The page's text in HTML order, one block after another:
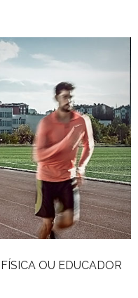
OU EDUCADOR